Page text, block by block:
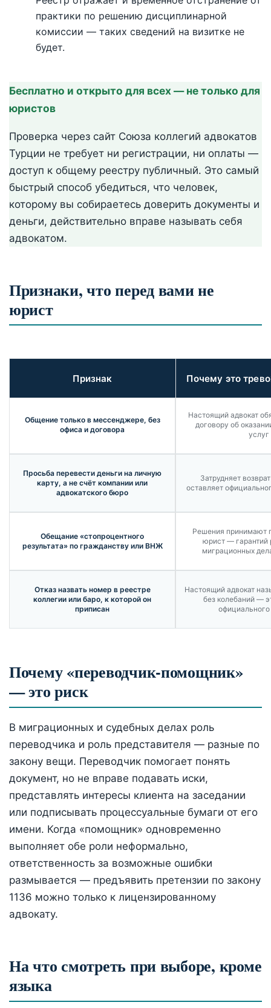
практики по решению дисциплинарной
комиссии — таких сведений на визитке не
будет.
Бесплатно и открыто для всех — не только для
юристов
Проверка через сайт Союза коллегий адвокатов
Турции не требует ни регистрации, ни оплаты —
доступ к общему реестру публичный. Это самый
быстрый способ убедиться, что человек,
которому вы собираетесь доверить документы и
деньги, действительно вправе называть себя
адвокатом.
Признаки, что перед вами не
юрист
Признак Почему это
Общение только в мессенджере, без
офиса и договора
Настоящий адвокат
договору об
услуг
Просьба перевести деньги на личную
карту, а не счёт компании или
адвокатского бюро
Затрудняет
оставляет
Обещание «стопроцентного
результата» по гражданству или ВНЖ
Решения принимают
юрист — гарантий
миграционных
Отказ назвать номер в реестре
коллегии или баро, к которой он
приписан
Настоящий адвокат
без колебаний —
официального
Почему «переводчик-помощник»
— это риск
В миграционных и судебных делах роль
переводчика и роль представителя — разные по
закону вещи. Переводчик помогает понять
документ, но не вправе подавать иски,
представлять интересы клиента на заседании
или подписывать процессуальные бумаги от его
имени. Когда «помощник» одновременно
выполняет обе роли неформально,
ответственность за возможные ошибки
размывается — предъявить претензии по закону
1136 можно только к лицензированному
адвокату.
На что смотреть при выборе, кроме
языка